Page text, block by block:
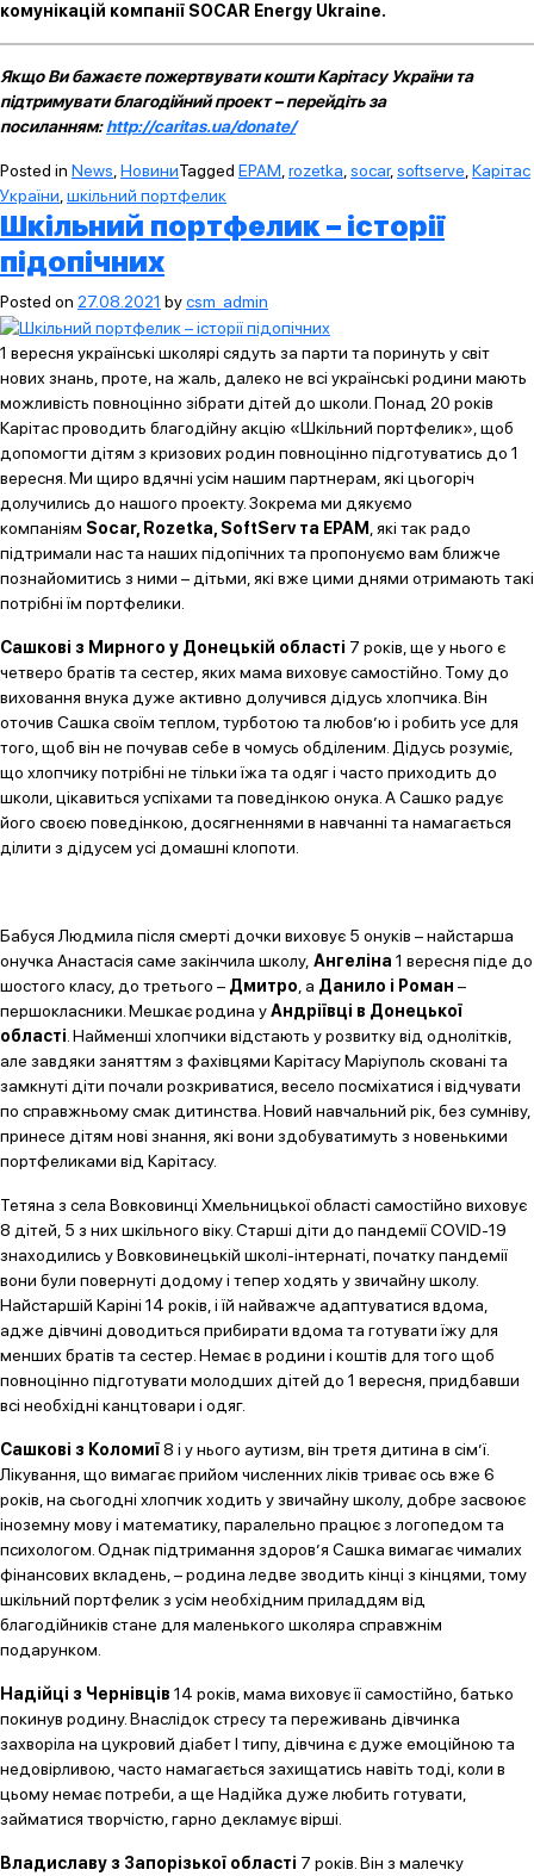
комунікацій компанії SOCAR Energy Ukraine.
Якщо Ви бажаєте пожертвувати кошти Карітасу України та
підтримувати благодійний проект – перейдіть за
посиланням:http://caritas.ua/donate/
Posted in News НовиниTagged EPAM rozetka socar, softserve Карітас
України шкільний портфелик
Шкільний портфелик – історії
підопічних
Posted on 27.08.2021 bycsm_admin
1 вересня українські школярі сядуть за парти та поринуть у світ
нових знань, проте, на жаль, далеко не всі українські родини мають
можливість повноцінно зібрати дітей до школи. Понад 20 років
Карітас проводить благодійну акцію «Шкільний портфелик», щоб
допомогти дітям з кризових родин повноцінно підготуватись до 1
вересня. Ми щиро вдячні усім нашим партнерам, які цьогоріч
долучились до нашого проекту. Зокрема ми дякуємо
компаніям Socar, Rozetka, SoftServ та EPAM , які так радо
підтримали нас та наших підопічних та пропонуємо вам ближче
познайомитись з ними – дітьми, які вже цими днями отримають такі
потрібні їм портфелики.
Сашкові з Мирного у Донецькій області 7 років, ще у нього є
четверо братів та сестер, яких мама виховує самостійно. Тому до
виховання внука дуже активно долучився дідусь хлопчика. Він
оточив Сашка своїм теплом, турботою та любов’ю і робить усе для
того, щоб він не почував себе в чомусь обділеним. Дідусь розуміє,
що хлопчику потрібні не тільки їжа та одяг і часто приходить до
школи, цікавиться успіхами та поведінкою онука. А Сашко радує
його своєю поведінкою, досягненнями в навчанні та намагається
ділити з дідусем усі домашні клопоти.
Бабуся Людмила після смерті дочки виховує 5 онуків – найстарша
онучка Анастасія саме закінчила школу, Ангеліна 1 вересня піде до
шостого класу, до третього – Дмитро , а Данило і Роман –
першокласники. Мешкає родина уАндріївці в Донецької
області . Найменші хлопчики відстають у розвитку від однолітків,
але завдяки заняттям з фахівцями Карітасу Маріуполь сковані та
замкнуті діти почали розкриватися, весело посміхатися і відчувати
по справжньому смак дитинства. Новий навчальний рік, без сумніву,
принесе дітям нові знання, які вони здобуватимуть з новенькими
портфеликами від Карітасу.
Тетяна з села Вовковинці Хмельницької області самостійно виховує
8 дітей, 5 з них шкільного віку. Старші діти до пандемії COVID-19
знаходились у Вовковинецькій школі-інтернаті, початку пандемії
вони були повернуті додому і тепер ходять у звичайну школу.
Найстаршій Каріні 14 років, і їй найважче адаптуватися вдома,
адже дівчині доводиться прибирати вдома та готувати їжу для
менших братів та сестер. Немає в родини і коштів для того щоб
повноцінно підготувати молодших дітей до 1 вересня, придбавши
всі необхідні канцтовари і одяг.
Сашкові з Коломиї8 і у нього аутизм, він третя дитина в сім’ї.
Лікування, що вимагає прийом численних ліків триває ось вже 6
років, на сьогодні хлопчик ходить у звичайну школу, добре засвоює
іноземну мову і математику, паралельно працює з логопедом та
психологом. Однак підтримання здоров’я Сашка вимагає чималих
фінансових вкладень, – родина ледве зводить кінці з кінцями, тому
шкільний портфелик з усім необхідним приладдям від
благодійників стане для маленького школяра справжнім
подарунком.
Надійці з Чернівців 14 років, мама виховує її самостійно, батько
покинув родину. Внаслідок стресу та переживань дівчинка
захворіла на цукровий діабет І типу, дівчина є дуже емоційною та
недовірливою, часто намагається захищатись навіть тоді, коли в
цьому немає потреби, а ще Надійка дуже любить готувати,
займатися творчістю, гарно декламує вірші.
Владиславу з Запорізької області 7 років. Він з малечку